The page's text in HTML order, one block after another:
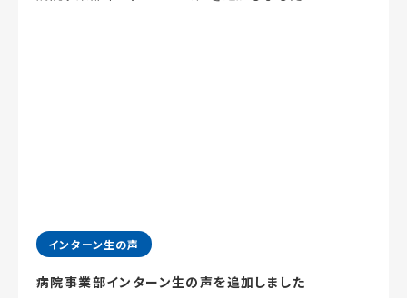
インターン生の声
病院事業部インターン生の声を追加しました